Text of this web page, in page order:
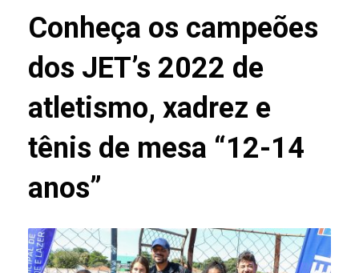
Conheça os campeões
dos JET’s 2022 de
atletismo, xadrez e
tênis de mesa “12-14
anos”